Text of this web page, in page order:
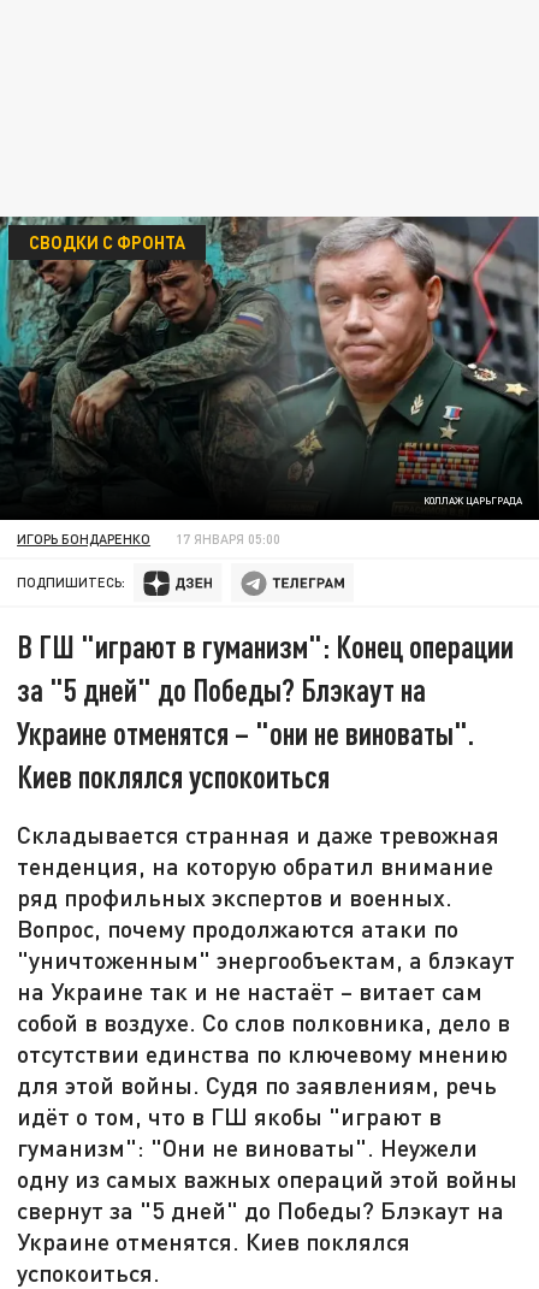
КОЛЛАЖ ЦАРЬГРАДА
СВОДКИ С ФРОНТА
ИГОРЬ БОНДАРЕНКО 17 ЯНВАРЯ 05:00
ПОДПИШИТЕСЬ:
В ГШ "играют в гуманизм": Конец операции
за "5 дней" до Победы? Блэкаут на
Украине отменятся – "они не виноваты".
Киев поклялся успокоиться
Складывается странная и даже тревожная
тенденция, на которую обратил внимание
ряд профильных экспертов и военных.
Вопрос, почему продолжаются атаки по
"уничтоженным" энергообъектам, а блэкаут
на Украине так и не настаёт – витает сам
собой в воздухе. Со слов полковника, дело в
отсутствии единства по ключевому мнению
для этой войны. Судя по заявлениям, речь
идёт о том, что в ГШ якобы "играют в
гуманизм": "Они не виноваты". Неужели
одну из самых важных операций этой войны
свернут за "5 дней" до Победы? Блэкаут на
Украине отменятся. Киев поклялся
успокоиться.